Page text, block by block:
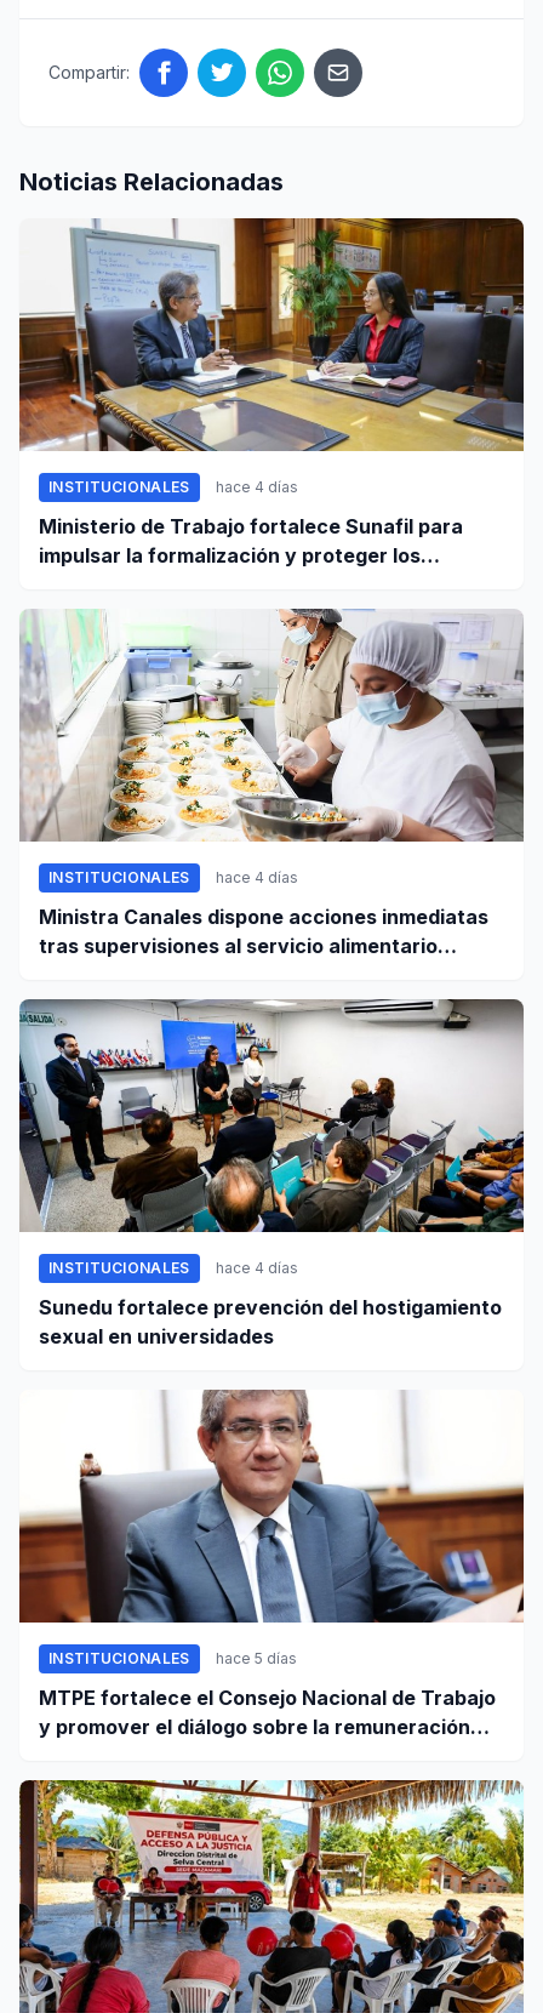
Compartir:
Noticias Relacionadas
INSTITUCIONALES hace 4 días
Ministerio de Trabajo fortalece Sunafil para
impulsar la formalización y proteger los
INSTITUCIONALES hace 4 días
Ministra Canales dispone acciones inmediatas
tras supervisiones al servicio alimentario
INSTITUCIONALES hace 4 días
Sunedu fortalece prevención del hostigamiento
sexual en universidades
INSTITUCIONALES hace 5 días
MTPE fortalece el Consejo Nacional de Trabajo
y promover el diálogo sobre la remuneración